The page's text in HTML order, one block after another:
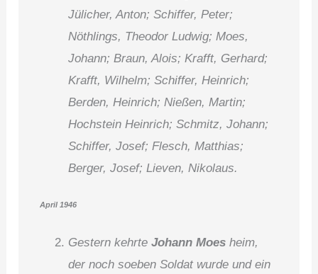
Jülicher, Anton; Schiffer, Peter;
Nöthlings, Theodor Ludwig; Moes,
Johann; Braun, Alois; Krafft, Gerhard;
Krafft, Wilhelm; Schiffer, Heinrich;
Berden, Heinrich; Nießen, Martin;
Hochstein Heinrich; Schmitz, Johann;
Schiffer, Josef; Flesch, Matthias;
Berger, Josef; Lieven, Nikolaus.
April 1946
Gestern kehrte Johann Moes heim,
der noch soeben Soldat wurde und ein